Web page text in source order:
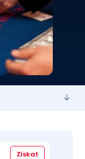
Získat